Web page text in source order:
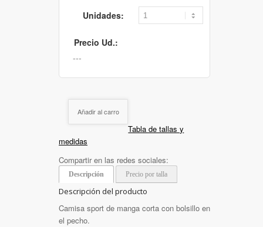
Unidades:
Precio Ud.:
Añadir al carro
Tabla de tallas y
medidas
Compartir en las redes sociales:
Descripción Precio por talla
Descripción del producto
Camisa sport de manga corta con bolsillo en
el pecho.